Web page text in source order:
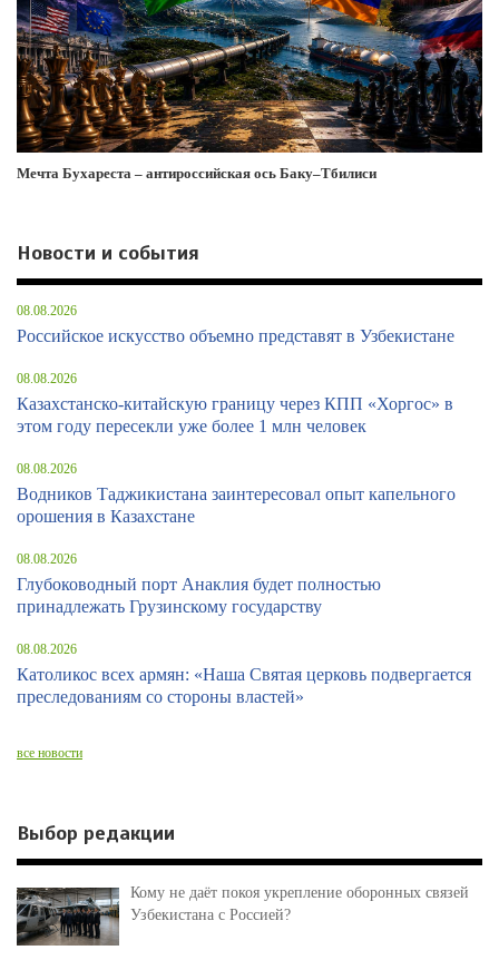
Мечта Бухареста – антироссийская ось Баку–Тбилиси
Новости и события
08.08.2026
Российское искусство объемно представят в Узбекистане
08.08.2026
Казахстанско-китайскую границу через КПП «Хоргос» в
этом году пересекли уже более 1 млн человек
08.08.2026
Водников Таджикистана заинтересовал опыт капельного
орошения в Казахстане
08.08.2026
Глубоководный порт Анаклия будет полностью
принадлежать Грузинскому государству
08.08.2026
Католикос всех армян: «Наша Святая церковь подвергается
преследованиям со стороны властей»
все новости
Выбор редакции
Кому не даёт покоя укрепление оборонных связей
Узбекистана с Россией?